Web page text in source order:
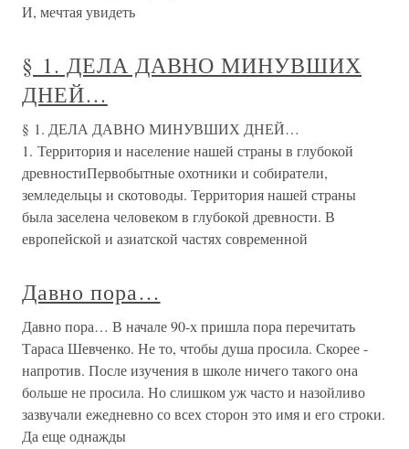
И, мечтая увидеть
§ 1. ДЕЛА ДАВНО МИНУВШИХ
ДНЕЙ…
§ 1. ДЕЛА ДАВНО МИНУВШИХ ДНЕЙ…
1. Территория и население нашей страны в глубокой
древностиПервобытные охотники и собиратели,
земледельцы и скотоводы. Территория нашей страны
была заселена человеком в глубокой древности. В
европейской и азиатской частях современной
Давно пора…
Давно пора… В начале 90-х пришла пора перечитать
Тараса Шевченко. Не то, чтобы душа просила. Скорее -
напротив. После изучения в школе ничего такого она
больше не просила. Но слишком уж часто и назойливо
зазвучали ежедневно со всех сторон это имя и его строки.
Да еще однажды